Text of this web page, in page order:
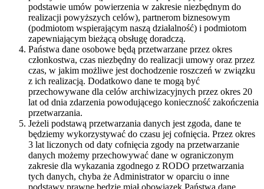
podstawie umów powierzenia w zakresie niezbędnym do
realizacji powyższych celów), partnerom biznesowym
(podmiotom wspierającym naszą działalność) i podmiotom
zapewniającym bieżącą obsługę doradczą.
Państwa dane osobowe będą przetwarzane przez okres
członkostwa, czas niezbędny do realizacji umowy oraz przez
czas, w jakim możliwe jest dochodzenie roszczeń w związku
z ich realizacją. Dodatkowo dane te mogą być
przechowywane dla celów archiwizacyjnych przez okres 20
lat od dnia zdarzenia powodującego konieczność zakończenia
przetwarzania.
Jeżeli podstawą przetwarzania danych jest zgoda, dane te
będziemy wykorzystywać do czasu jej cofnięcia. Przez okres
3 lat liczonych od daty cofnięcia zgody na przetwarzanie
danych możemy przechowywać dane w ograniczonym
zakresie dla wykazania zgodnego z RODO przetwarzania
tych danych, chyba że Administrator w oparciu o inne